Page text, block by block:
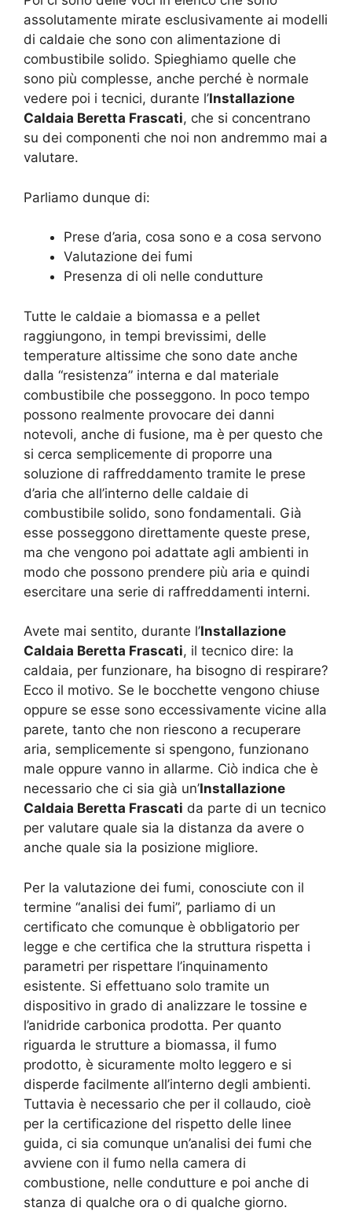
assolutamente mirate esclusivamente ai modelli
di caldaie che sono con alimentazione di
combustibile solido. Spieghiamo quelle che
sono più complesse, anche perché è normale
vedere poi i tecnici, durante l’Installazione
Caldaia Beretta Frascati, che si concentrano
su dei componenti che noi non andremmo mai a
valutare.
Parliamo dunque di:
Prese d’aria, cosa sono e a cosa servono
Valutazione dei fumi
Presenza di oli nelle condutture
Tutte le caldaie a biomassa e a pellet
raggiungono, in tempi brevissimi, delle
temperature altissime che sono date anche
dalla “resistenza” interna e dal materiale
combustibile che posseggono. In poco tempo
possono realmente provocare dei danni
notevoli, anche di fusione, ma è per questo che
si cerca semplicemente di proporre una
soluzione di raffreddamento tramite le prese
d’aria che all’interno delle caldaie di
combustibile solido, sono fondamentali. Già
esse posseggono direttamente queste prese,
ma che vengono poi adattate agli ambienti in
modo che possono prendere più aria e quindi
esercitare una serie di raffreddamenti interni.
Avete mai sentito, durante l’Installazione
Caldaia Beretta Frascati, il tecnico dire: la
caldaia, per funzionare, ha bisogno di respirare?
Ecco il motivo. Se le bocchette vengono chiuse
oppure se esse sono eccessivamente vicine alla
parete, tanto che non riescono a recuperare
aria, semplicemente si spengono, funzionano
male oppure vanno in allarme. Ciò indica che è
necessario che ci sia già un’Installazione
Caldaia Beretta Frascati da parte di un tecnico
per valutare quale sia la distanza da avere o
anche quale sia la posizione migliore.
Per la valutazione dei fumi, conosciute con il
termine “analisi dei fumi”, parliamo di un
certificato che comunque è obbligatorio per
legge e che certifica che la struttura rispetta i
parametri per rispettare l’inquinamento
esistente. Si effettuano solo tramite un
dispositivo in grado di analizzare le tossine e
l’anidride carbonica prodotta. Per quanto
riguarda le strutture a biomassa, il fumo
prodotto, è sicuramente molto leggero e si
disperde facilmente all’interno degli ambienti.
Tuttavia è necessario che per il collaudo, cioè
per la certificazione del rispetto delle linee
guida, ci sia comunque un’analisi dei fumi che
avviene con il fumo nella camera di
combustione, nelle condutture e poi anche di
stanza di qualche ora o di qualche giorno.